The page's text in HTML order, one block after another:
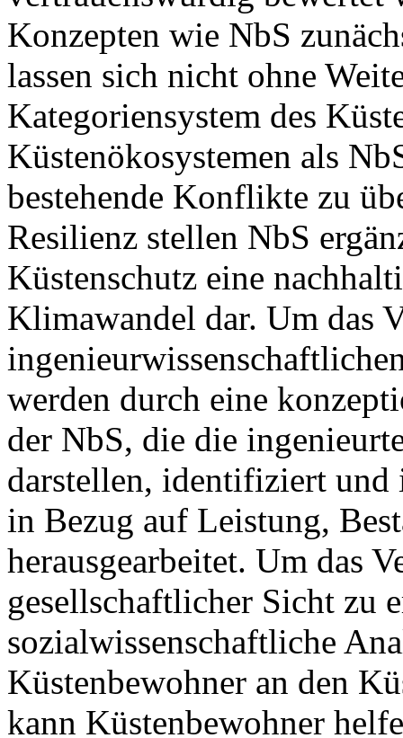
Konzepten wie NbS
lassen sich nicht ohne
Kategoriensystem des
Küstenökosystemen als
bestehende Konflikte zu
Resilienz stellen NbS
Küstenschutz eine
Klimawandel dar. Um das
werden durch eine
der NbS, die die
darstellen, identifiziert
in Bezug auf Leistung,
herausgearbeitet. Um das
gesellschaftlicher Sicht zu
sozialwissenschaftliche
Küstenbewohner an den
kann Küstenbewohner